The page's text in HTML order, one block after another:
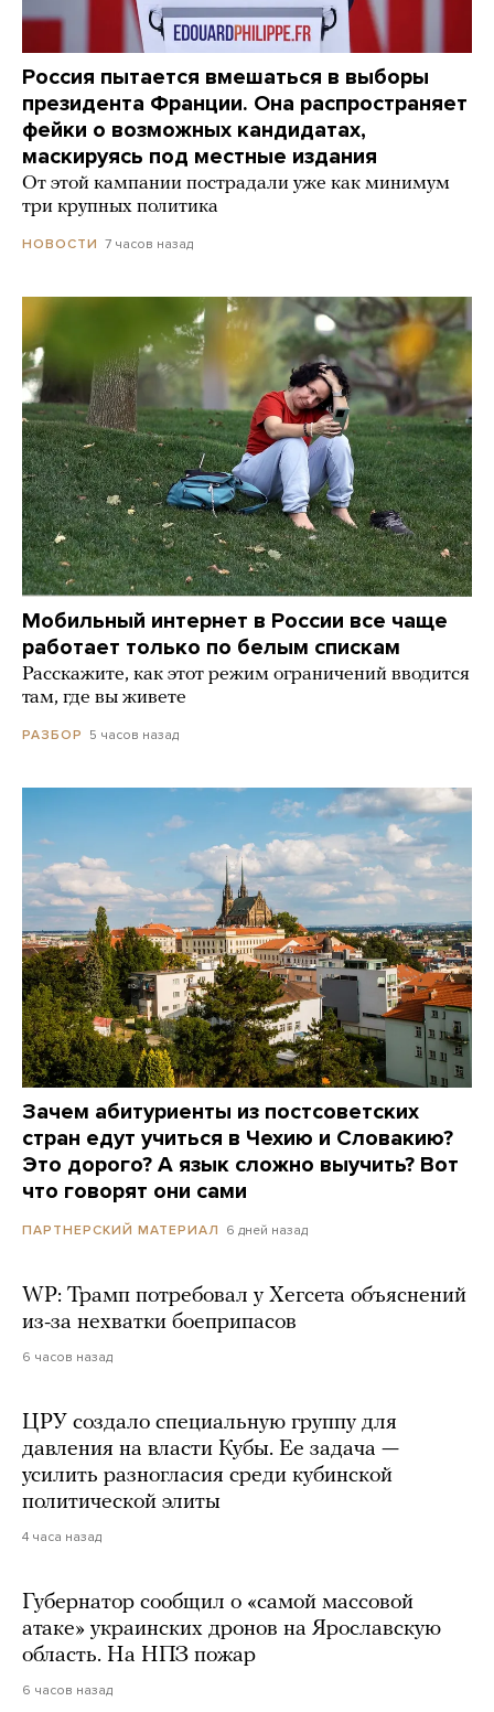
Россия пытается вмешаться в выборы
президента Франции. Она распространяет
фейки о возможных кандидатах,
маскируясь под местные издания
От этой кампании пострадали уже как минимум
три крупных политика
НОВОСТИ 7 часов назад
Мобильный интернет в России все чаще
работает только по белым спискам
Расскажите, как этот режим ограничений вводится
там, где вы живете
РАЗБОР 5 часов назад
Зачем абитуриенты из постсоветских
стран едут учиться в Чехию и Словакию?
Это дорого? А язык сложно выучить? Вот
что говорят они сами
ПАРТНЕРСКИЙ МАТЕРИАЛ 6 дней назад
WP: Трамп потребовал у Хегсета объяснений
из-за нехватки боеприпасов
6 часов назад
ЦРУ создало специальную группу для
давления на власти Кубы. Ее задача —
усилить разногласия среди кубинской
политической элиты
4 часа назад
Губернатор сообщил о «самой массовой
атаке» украинских дронов на Ярославскую
область. На НПЗ пожар
6 часов назад